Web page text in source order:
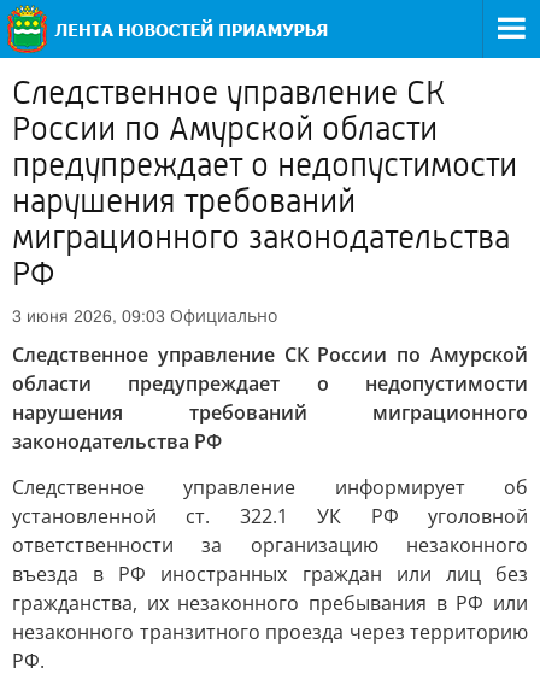
Следственное управление СК
России по Амурской области
предупреждает о недопустимости
нарушения требований
миграционного законодательства
РФ
3 июня 2026, 09:03 Официально
Следственное управление СК России по Амурской
области предупреждает о недопустимости
нарушения требований миграционного
законодательства РФ
Следственное управление информирует об
установленной ст. 322.1 УК РФ уголовной
ответственности за организацию незаконного
въезда в РФ иностранных граждан или лиц без
гражданства, их незаконного пребывания в РФ или
незаконного транзитного проезда через территорию
РФ.